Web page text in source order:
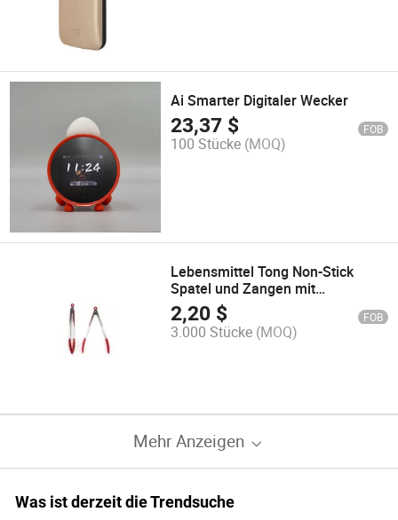
Ai Smarter Digitaler Wecker
23,37 $ FOB
100 Stücke (MOQ)
Lebensmittel Tong Non-Stick
Spatel und Zangen mit
Verriegelungsclip
2,20 $ FOB
3.000 Stücke (MOQ)
Mehr Anzeigen
Was ist derzeit die Trendsuche